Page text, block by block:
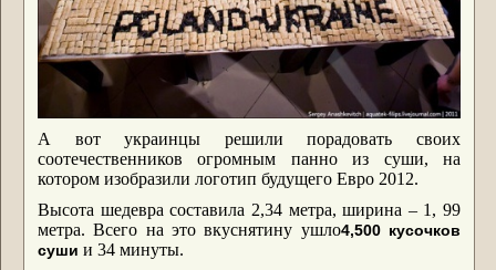
А вот украинцы решили порадовать своих
соотечественников огромным панно из суши, на
котором изобразили логотип будущего Евро 2012.
Высота шедевра составила 2,34 метра, ширина – 1, 99
метра. Всего на это вкуснятину ушло4,500 кусочков
суши и 34 минуты.